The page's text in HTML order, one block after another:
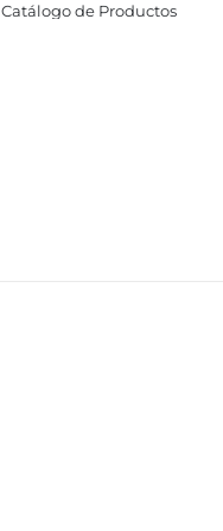
Catálogo de Productos